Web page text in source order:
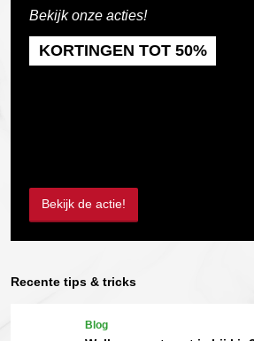
Bekijk onze acties!
KORTINGEN TOT 50%
Bekijk de actie!
Recente tips & tricks
Blog